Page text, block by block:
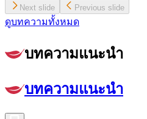
Next slide Previous slide
ดูบทความทั้งหมด
บทความแนะนำ
บทความแนะนำ